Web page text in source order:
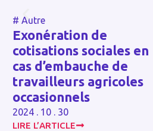
# Autre
Le recouvrement des
cotisations sociales
d’un entrepreneur
individuel sur son
patrimoine
2023 . 09 . 28
LIRE L’ARTICLE